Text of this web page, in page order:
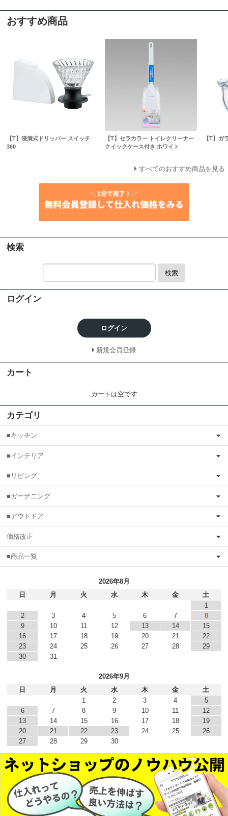
おすすめ商品
【T】浸漬式ドリッパー スイッチ
360
【T】セラカラー トイレクリーナー
クイックケース付き ホワイト
【T】ガ
すべてのおすすめ商品を見る
検索
検索
ログイン
ログイン
新規会員登録
カート
カートは空です
カテゴリ
■キッチン
■インテリア
■リビング
■ガーデニング
■アウトドア
価格改正
■商品一覧
2026年8月
日
月 火 水 木 金
土
1
2
3 4 5 6 7
8
9
10 11 12 13 14
15
16
17 18 19 20 21
22
23
24 25 26 27 28
29
30
31
2026年9月
日
月 火 水 木 金
土
1
2 3 4
5
6
7 8 9 10 11
12
13
14 15 16 17 18
19
20
21 22 23 24 25
26
27
28 29 30